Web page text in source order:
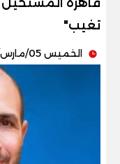
تغيب"
الخميس 05/مارس/2026 - 03:14 م